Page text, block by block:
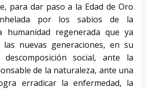
para dar paso a la Edad de Oro
por los sabios de la
humanidad regenerada que ya
nuevas generaciones, en su
social, ante la
de la naturaleza, ante una
erradicar la enfermedad, la